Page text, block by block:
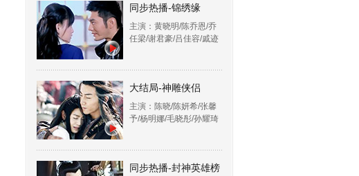
同步热播-锦绣缘
主演：黄晓明/陈乔恩/乔
任梁/谢君豪/吕佳容/戚迹
大结局-神雕侠侣
主演：陈晓/陈妍希/张馨
予/杨明娜/毛晓彤/孙耀琦
同步热播-封神英雄榜